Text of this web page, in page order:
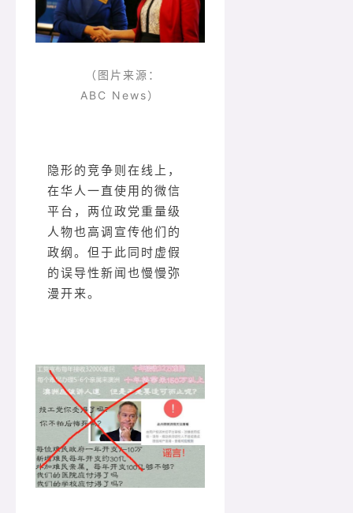
（图片来源：
ABC News）
隐形的竞争则在线上，
在华人一直使用的微信
平台，两位政党重量级
人物也高调宣传他们的
政纲。但于此同时虚假
的误导性新闻也慢慢弥
漫开来。